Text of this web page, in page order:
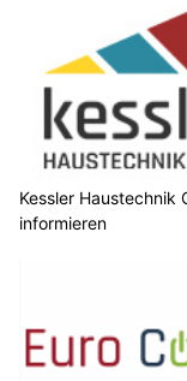
Kessler Haustechnik
informieren